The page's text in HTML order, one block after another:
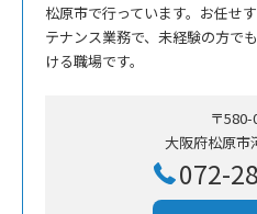
松原市で行っています。お任せ
テナンス業務で、未経験の方で
ける職場です。
〒580-
大阪府松原市
072-